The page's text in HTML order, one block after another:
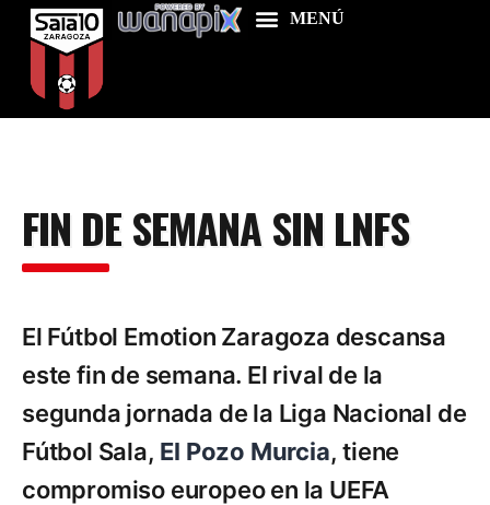
Food & Drink
Features
Contacts
FIN DE SEMANA SIN LNFS
El Fútbol Emotion Zaragoza descansa
este fin de semana. El rival de la
segunda jornada de la Liga Nacional de
Fútbol Sala, El Pozo Murcia, tiene
compromiso europeo en la UEFA